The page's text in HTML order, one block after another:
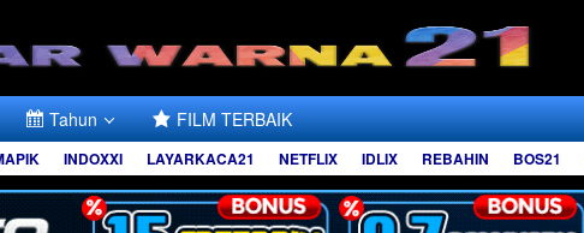
Tahun FILM TERBAIK
INDOXXI LAYARKACA21 NETFLIX IDLIX REBAHIN BOS21